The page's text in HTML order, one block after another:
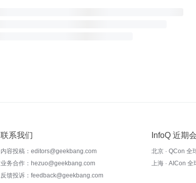
联系我们
内容投稿：editors@geekbang.com
业务合作：hezuo@geekbang.com
反馈投诉：feedback@geekbang.com
InfoQ 近期
北京 · QCon 全
上海 · AICon